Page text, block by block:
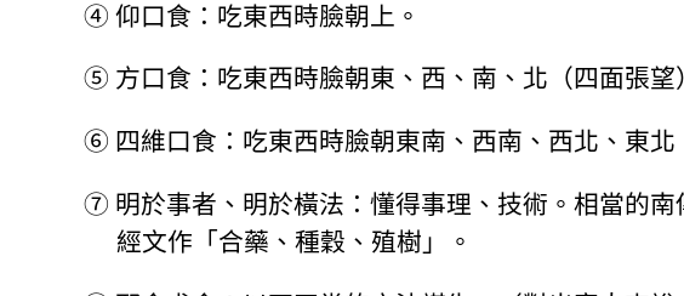
④ 仰口食：吃東西時臉朝上。
⑤ 方口食：吃東西時臉朝東、西、南、北（四面張望
⑥ 四維口食：吃東西時臉朝東南、西南、西北、東北
⑦ 明於事者、明於橫法：懂得事理、技術。相當的
經文作「合藥、種穀、殖樹」。